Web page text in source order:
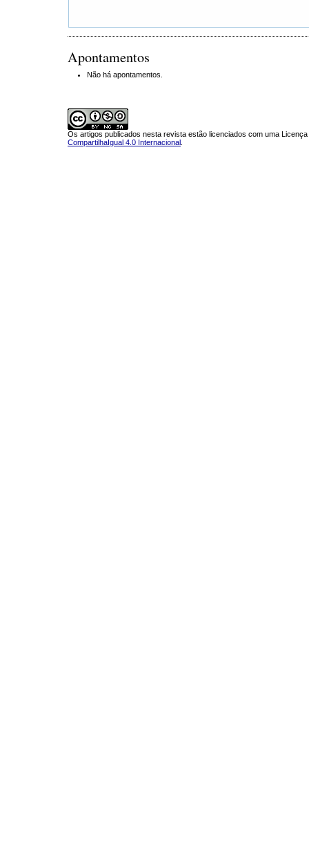
Apontamentos
Não há apontamentos.
Os artigos publicados nesta revista estão licenciados com uma Licença
CompartilhaIgual 4.0 Internacional